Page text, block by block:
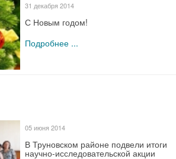
31 декабря 2014
С Новым годом!
Подробнее ...
05 июня 2014
В Труновском районе подвели итоги
научно-исследовательской акции